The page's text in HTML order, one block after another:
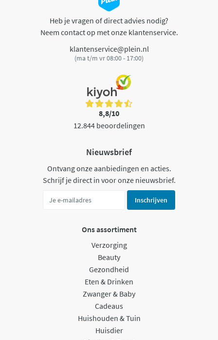
Heb je vragen of direct advies nodig?
Neem contact op met onze klantenservice.
klantenservice@plein.nl
(ma t/m vr 08:00 - 17:00)
8,8/10
12.844 beoordelingen
Nieuwsbrief
Ontvang onze aanbiedingen en acties.
Schrijf je direct in voor onze nieuwsbrief.
Inschrijven
Ons assortiment
Verzorging
Beauty
Gezondheid
Eten & Drinken
Zwanger & Baby
Cadeaus
Huishouden & Tuin
Huisdier